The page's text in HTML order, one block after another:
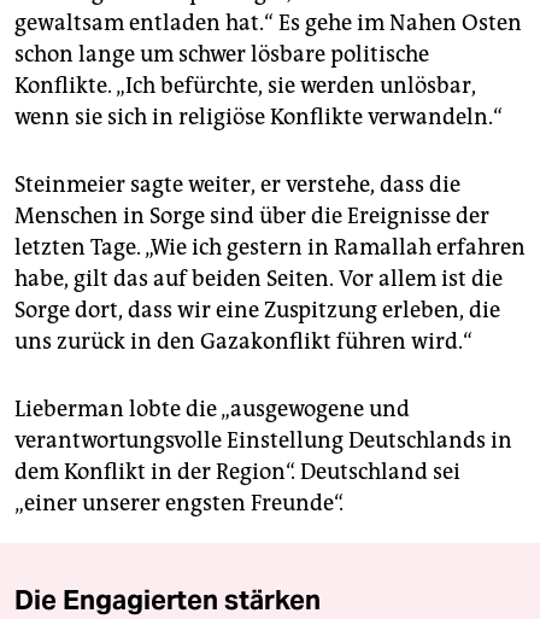
gewaltsam entladen hat.“ Es gehe im Nahen Osten
schon lange um schwer lösbare politische
Konflikte. „Ich befürchte, sie werden unlösbar,
wenn sie sich in religiöse Konflikte verwandeln.“
Steinmeier sagte weiter, er verstehe, dass die
Menschen in Sorge sind über die Ereignisse der
letzten Tage. „Wie ich gestern in Ramallah erfahren
habe, gilt das auf beiden Seiten. Vor allem ist die
Sorge dort, dass wir eine Zuspitzung erleben, die
uns zurück in den Gazakonflikt führen wird.“
Lieberman lobte die „ausgewogene und
verantwortungsvolle Einstellung Deutschlands in
dem Konflikt in der Region“. Deutschland sei
„einer unserer engsten Freunde“.
Die Engagierten stärken